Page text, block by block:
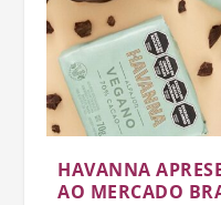
HAVANNA
AO MERCADO